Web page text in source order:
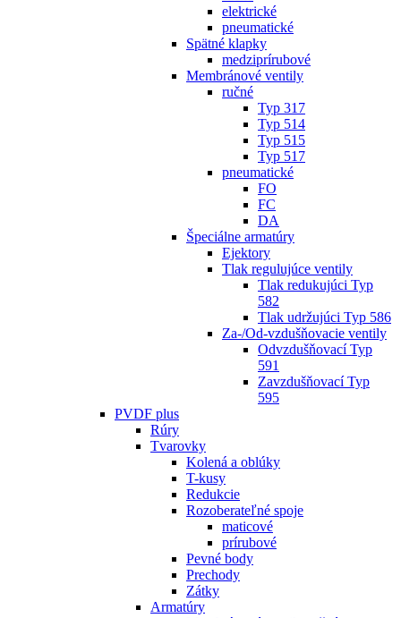
elektrické
pneumatické
Spätné klapky
medziprírubové
Membránové ventily
ručné
Typ 317
Typ 514
Typ 515
Typ 517
pneumatické
FO
FC
DA
Špeciálne armatúry
Ejektory
Tlak regulujúce ventily
Tlak redukujúci Typ
582
Tlak udržujúci Typ 586
Za-/Od-vzdušňovacie ventily
Odvzdušňovací Typ
591
Zavzdušňovací Typ
595
PVDF plus
Rúry
Tvarovky
Kolená a oblúky
T-kusy
Redukcie
Rozoberateľné spoje
maticové
prírubové
Pevné body
Prechody
Zátky
Armatúry